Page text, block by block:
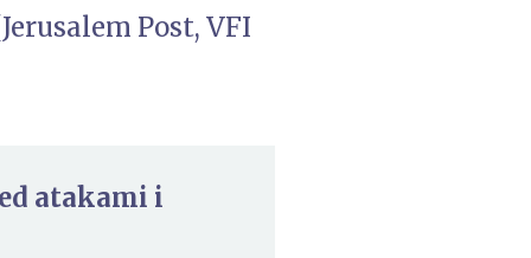
Post, VFI
atakami i